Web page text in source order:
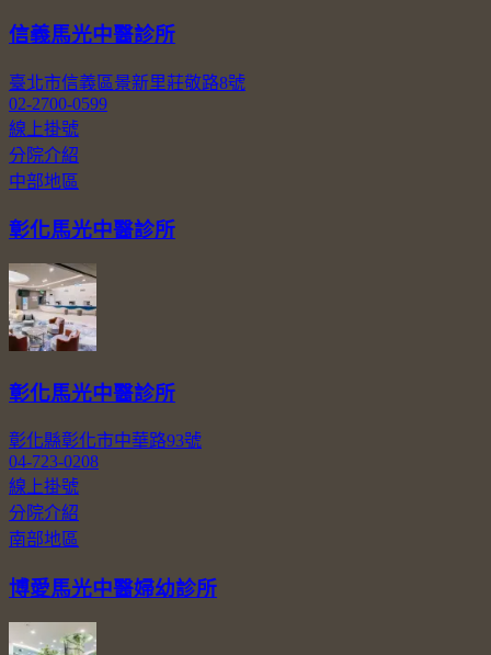
信義馬光中醫診所
臺北市信義區景新里莊敬路8號
02-2700-0599
線上掛號
分院介紹
中部地區
彰化馬光中醫診所
彰化馬光中醫診所
彰化縣彰化市中華路93號
04-723-0208
線上掛號
分院介紹
南部地區
博愛馬光中醫婦幼診所